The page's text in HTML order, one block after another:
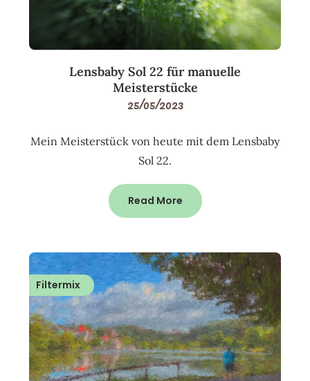
Lensbaby Sol 22 für manuelle
Meisterstücke
25/05/2023
Mein Meisterstück von heute mit dem Lensbaby
Sol 22.
Read More
Filtermix